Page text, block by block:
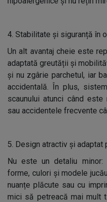
4. Stabilitate și siguranță în
Un alt avantaj cheie este
adaptată greutății și
și nu zgârie parchetul, iar
accidentală. În plus,
scaunului atunci când este
sau accidentele frecvente
5. Design atractiv și
Nu este un detaliu
forme, culori și modele
nuanțe plăcute sau cu
mici să petreacă mai mult